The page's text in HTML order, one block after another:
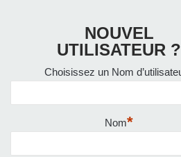
NOUVEL
UTILISATEUR ?
Choisissez un Nom
Nom*